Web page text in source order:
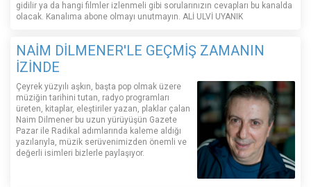
gidilir ya da hangi filmler izlenmeli gibi sorularınızın cevapları bu kanalda
olacak. Kanalıma abone olmayı unutmayın. ALİ ULVİ UYANIK
NAİM DİLMENER'LE GEÇMİŞ ZAMANIN
İZİNDE
Çeyrek yüzyılı aşkın, başta pop olmak üzere
müziğin tarihini tutan, radyo programları
üreten, kitaplar, eleştiriler yazan, plaklar çalan
Naim Dilmener bu uzun yürüyüşün Gazete
Pazar ile Radikal adımlarında kaleme aldığı
yazılarıyla, müzik serüvenimizden önemli ve
değerli isimleri bizlerle paylaşıyor.